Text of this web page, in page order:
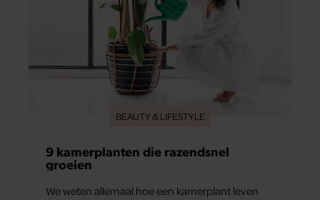
BEAUTY & LIFESTYLE
9 kamerplanten die razendsnel
groeien
We weten allemaal hoe een kamerplant leven